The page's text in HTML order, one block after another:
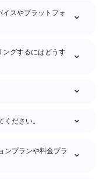
スやプラットフォ
ングするにはどうす
ださい。
ンプランや料金プラ